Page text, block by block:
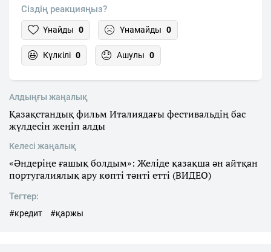
Сіздің реакцияңыз?
Ұнайды 0 Ұнамайды 0
Күлкілі 0 Ашулы 0
Алдыңғы жаңалық
Қазақстандық фильм Италиядағы фестивальдің бас
жүлдесін жеңіп алды
Келесі жаңалық
«Әндеріңе ғашық болдым»: Желіде қазақша ән айтқан
португалиялық ару көпті тәнті етті (ВИДЕО)
Тегтер:
#кредит #қаржы